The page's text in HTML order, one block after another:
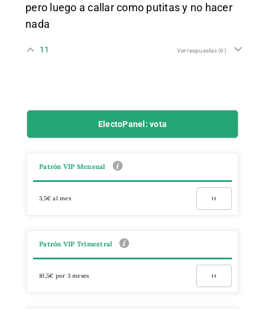
pero luego a callar como putitas y no hacer
nada
11 Ver respuestas(6)
ElectoPanel: vota
Patrón VIP Mensual
3,5€ al mes Ir
Patrón VIP Trimestral
10,5€ por 3 meses Ir